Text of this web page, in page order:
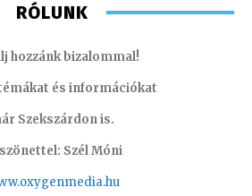
RÓLUNK
hozzánk bizalommal!
és információkat
Szekszárdon is.
Szél Móni